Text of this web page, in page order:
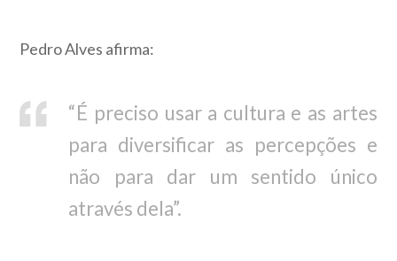
Pedro Alves afirma:
“É preciso usar a cultura e as artes
para diversificar as percepções e
não para dar um sentido único
através dela”.